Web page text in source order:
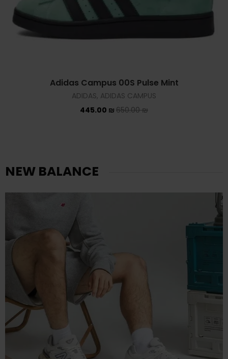
Adidas Campus 00S Pulse Mint
ADIDAS, ADIDAS CAMPUS
650.00₪
445.00 ₪
NEW BALANCE